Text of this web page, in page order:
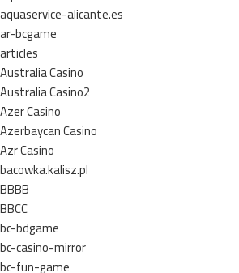
aquaservice-alicante.es
ar-bcgame
articles
Australia Casino
Australia Casino2
Azer Casino
Azerbaycan Casino
Azr Casino
bacowka.kalisz.pl
BBBB
BBCC
bc-bdgame
bc-casino-mirror
bc-fun-game